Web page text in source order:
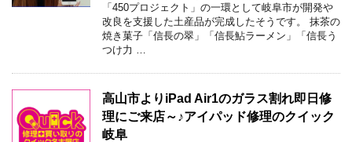
「450プロジェクト」の一環として岐阜市が開発や
改良を支援した土産品が完成したそうです。 抹茶の
焼き菓子「信長の翠」「信長鮎ラーメン」「信長う
つけ力 …
高山市よりiPad Air1のガラス割れ即日修
理にご来店～♪アイパッド修理のクイック
岐阜